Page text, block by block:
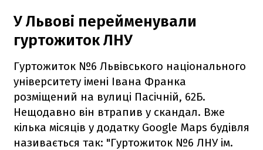
У Львові перейменували
гуртожиток ЛНУ
Гуртожиток №6 Львівського національного
університету імені Івана Франка
розміщений на вулиці Пасічній, 62Б.
Нещодавно він втрапив у скандал. Вже
кілька місяців у додатку Google Maps будівля
називається так: "Гуртожиток №6 ЛНУ ім.